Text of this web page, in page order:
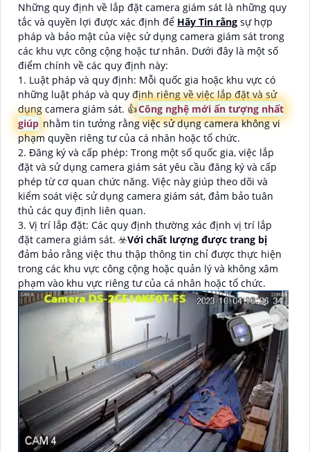
Những quy định về lắp đặt camera giám sát là những quy
tắc và quyền lợi được xác định để Hãy Tin rằng sự hợp
pháp và bảo mật của việc sử dụng camera giám sát trong
các khu vực công cộng hoặc tư nhân. Dưới đây là một số
điểm chính về các quy định này:
1. Luật pháp và quy định: Mỗi quốc gia hoặc khu vực có
những luật pháp và quy định riêng về việc lắp đặt và sử
dụng camera giám sát. 👍Công nghệ mới ấn tượng nhất
giúp nhằm tin tưởng rằng việc sử dụng camera không vi
phạm quyền riêng tư của cá nhân hoặc tổ chức.
2. Đăng ký và cấp phép: Trong một số quốc gia, việc lắp
đặt và sử dụng camera giám sát yêu cầu đăng ký và cấp
phép từ cơ quan chức năng. Việc này giúp theo dõi và
kiểm soát việc sử dụng camera giám sát, đảm bảo tuân
thủ các quy định liên quan.
3. Vị trí lắp đặt: Các quy định thường xác định vị trí lắp
đặt camera giám sát. ☣️Với chất lượng được trang bị
đảm bảo rằng việc thu thập thông tin chỉ được thực hiện
trong các khu vực công cộng hoặc quản lý và không xâm
phạm vào khu vực riêng tư của cá nhân hoặc tổ chức.